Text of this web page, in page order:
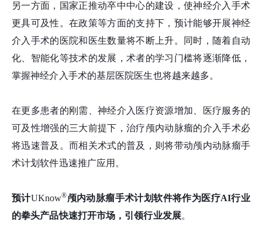
另一方面，国家正推动卒中中心的建设，使神经介入手术
更具可及性。在政策等方面的支持下，预计能够开展神经
介入手术的医院和医生数量将不断上升。同时，随着自动
化、智能化等技术的发展，术者的学习门槛将逐渐降低，
掌握神经介入手术的基层医院医生也将越来越多。
在更多患者的刚需、神经介入医疗资源增加、医疗服务的
可及性增强的三大前提下，治疗颅内动脉瘤的介入手术必
将迅速普及。而相关术式的普及，则将带动颅内动脉瘤手
术计划软件迅速推广应用。
预计UKnow®颅内动脉瘤手术计划软件将作为医疗AI行业
的拳头产品快速打开市场，引领行业发展。